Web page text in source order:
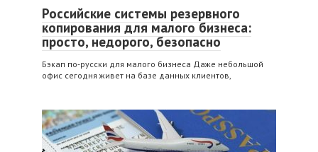
Российские системы резервного
копирования для малого бизнеса:
просто, недорого, безопасно
Бэкап по‑русски для малого бизнеса Даже небольшой
офис сегодня живет на базе данных клиентов,